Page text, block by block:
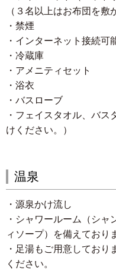
（３名以上はお布団を敷
・禁煙
・インターネット接続可
・冷蔵庫
・アメニティセット
・浴衣
・バスローブ
・フェイスタオル、バ
けください。）
温泉
・源泉かけ流し
・シャワールーム（シ
ィソープ）を備えており
・足湯もご用意してお
ください。